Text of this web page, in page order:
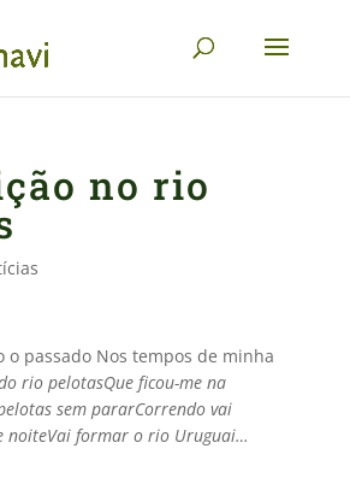
no rio
o passado Nos tempos de minha
rio pelotasQue ficou-me na
sem pararCorrendo vai
noiteVai formar o rio Uruguai…